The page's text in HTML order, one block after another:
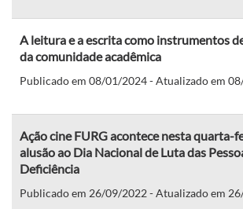
A leitura e a escrita como instrumentos
da comunidade acadêmica
Publicado em 08/01/2024 - Atualizado em
Ação cine FURG acontece nesta quarta-
alusão ao Dia Nacional de Luta das
Deficiência
Publicado em 26/09/2022 - Atualizado em